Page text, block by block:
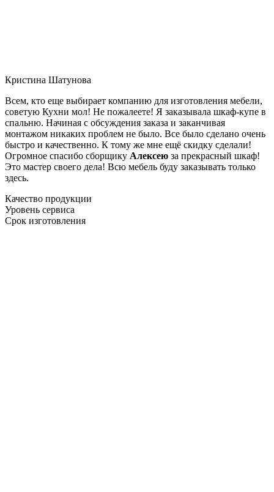
Кристина Шатунова
Всем, кто еще выбирает компанию для изготовления мебели,
советую Кухни мол! Не пожалеете! Я заказывала шкаф-купе в
спальню. Начиная с обсуждения заказа и заканчивая
монтажом никаких проблем не было. Все было сделано очень
быстро и качественно. К тому же мне ещё скидку сделали!
Огромное спасибо сборщику Алексею за прекрасный шкаф!
Это мастер своего дела! Всю мебель буду заказывать только
здесь.
Качество продукции
Уровень сервиса
Срок изготовления